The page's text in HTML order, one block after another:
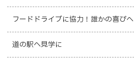
フードドライブに協力！誰かの喜びへ
道の駅へ見学に